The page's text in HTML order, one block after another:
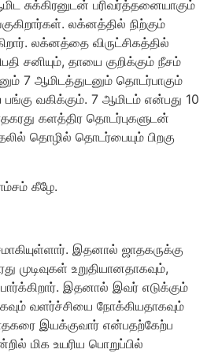
சுக்கிரனுடன் பரிவர்த்தனையாகும்
லக்னத்தில் நிற்கும்
லக்னத்தை விருட்சிகத்தில்
சனியும், தாயை குறிக்கும் நீசம்
7 ஆமிடத்துடனும் தொடர்பாகும்
வகிக்கும். 7 ஆமிடம் என்பது 10
களத்திர தொடர்புகளுடன்
தொழில் தொடர்பையும் பிறகு
கீழே.
இதனால் ஜாதகருக்கு
உறுதியானதாகவும்,
இதனால் இவர் எடுக்கும்
வளர்ச்சியை நோக்கியதாகவும்
இயக்குவார் என்பதற்கேற்ப
மிக உயரிய பொறுப்பில்